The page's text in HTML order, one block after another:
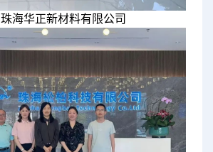
珠海华正新材料有限公司